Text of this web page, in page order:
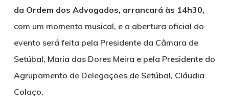
da Ordem dos Advogados, arrancará às 14h30,
com um momento musical, e a abertura oficial do
evento será feita pela Presidente da Câmara de
Setúbal, Maria das Dores Meira e pela Presidente do
Agrupamento de Delegações de Setúbal, Cláudia
Colaço.